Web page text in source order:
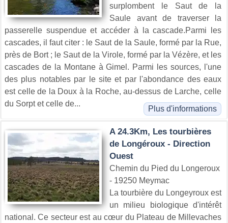
surplombent le Saut de la
Saule avant de traverser la
passerelle suspendue et accéder à la cascade.Parmi les
cascades, il faut citer : le Saut de la Saule, formé par la Rue,
près de Bort ; le Saut de la Virole, formé par la Vézère, et les
cascades de la Montane à Gimel. Parmi les sources, l'une
des plus notables par le site et par l'abondance des eaux
est celle de la Doux à la Roche, au-dessus de Larche, celle
du Sorpt et celle de...
Plus d'informations
A 24.3Km, Les tourbières
de Longéroux - Direction
Ouest
Chemin du Pied du Longeroux
- 19250 Meymac
La tourbière du Longeyroux est
un milieu biologique d'intérêt
national. Ce secteur est au cœur du Plateau de Millevaches